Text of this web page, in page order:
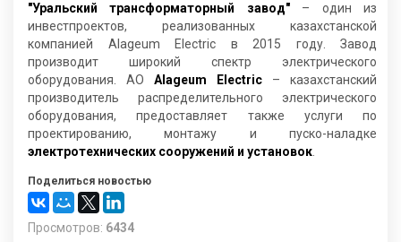
"Уральский трансформаторный завод"– один из
инвестпроектов, реализованных казахстанской
компанией Alageum Electric в 2015 году. Завод
производит широкий спектр электрического
оборудования. АО Alageum Electric – казахстанский
производитель распределительного электрического
оборудования, предоставляет также услуги по
проектированию, монтажу и пуско-наладке
электротехнических сооружений и установок.
Поделиться новостью
Просмотров: 6434